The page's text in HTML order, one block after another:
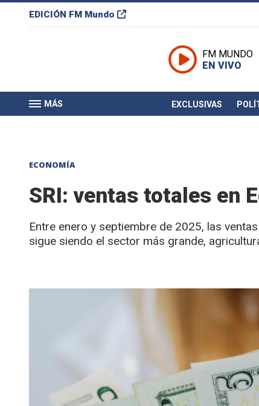
EDICIÓN FM Mundo
FM MUNDO
EN VIVO
MÁS EXCLUSIVAS
ECONOMÍA
SRI: ventas totales en
Entre enero y septiembre de 2025, las
sigue siendo el sector más grande,